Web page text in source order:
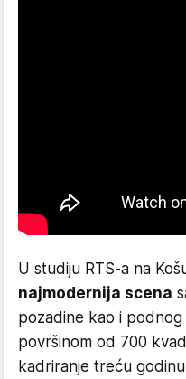
U studiju RTS-a na
najmodernija scena
pozadine kao i
površinom od 700
kadriranje treću